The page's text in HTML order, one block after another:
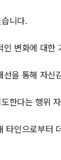
니다.
변화에 대한
을 통해 자신
한다는 행위
인으로부터